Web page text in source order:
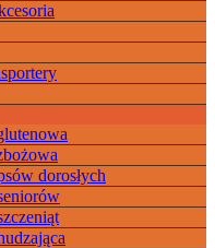
dorosłych